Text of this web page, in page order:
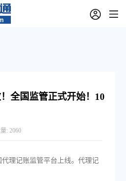
全国监管正式开始！10
: 2060
理记账监管平台上线。代理记